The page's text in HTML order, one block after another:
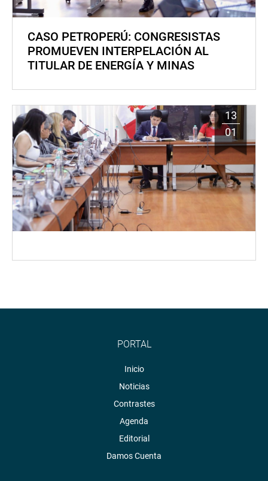
CASO PETROPERÚ: CONGRESISTAS
PROMUEVEN INTERPELACIÓN AL
TITULAR DE ENERGÍA Y MINAS
13
01
PORTAL
Inicio
Noticias
Contrastes
Agenda
Editorial
Damos Cuenta